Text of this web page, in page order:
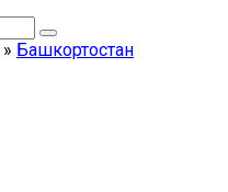
» Башкортостан